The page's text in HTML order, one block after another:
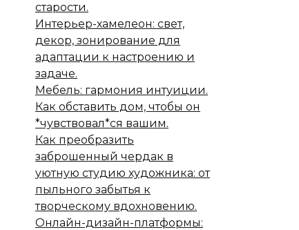
старости.
Интерьер-хамелеон: свет,
декор, зонирование для
адаптации к настроению и
задаче.
Мебель: гармония интуиции.
Как обставить дом, чтобы он
*чувствовал*ся вашим.
Как преобразить
заброшенный чердак в
уютную студию художника: от
пыльного забытья к
творческому вдохновению.
Онлайн-дизайн-платформы: